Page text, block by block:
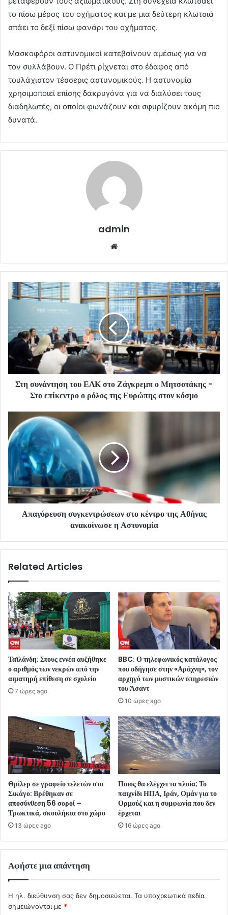
το πίσω μέρος του οχήματος και με μια δεύτερη κλωτσιά
σπάει το δεξί πίσω φανάρι του οχήματος.
Μασκοφόροι αστυνομικοί κατεβαίνουν αμέσως για να
τον συλλάβουν. Ο Πρέτι ρίχνεται στο έδαφος από
τουλάχιστον τέσσερις αστυνομικούς. Η αστυνομία
χρησιμοποιεί επίσης δακρυγόνα για να διαλύσει τους
διαδηλωτές, οι οποίοι φωνάζουν και σφυρίζουν ακόμη πιο
δυνατά.
admin
Στη συνάντηση του ΕΛΚ στο Ζάγκρεμπ ο Μητσοτάκης -
Στο επίκεντρο ο ρόλος της Ευρώπης στον κόσμο
Απαγόρευση συγκεντρώσεων στο κέντρο της Αθήνας
ανακοίνωσε η Αστυνομία
Related Articles
Ταϊλάνδη: Στους εννέα αυξήθηκε
ο αριθμός των νεκρών από την
αιματηρή επίθεση σε σχολείο
7 ώρες ago
BBC: Ο τηλεφωνικός κατάλογος
που οδήγησε στην «Αράχνη», τον
αρχηγό των μυστικών υπηρεσιών
του Άσαντ
10 ώρες ago
Θρίλερ σε γραφείο τελετών στο
Σικάγο: Βρέθηκαν σε
αποσύνθεση 56 σοροί –
Τρωκτικά, σκουλήκια στο χώρο
13 ώρες ago
Ποιος θα ελέγχει τα πλοία; Το
παιχνίδι ΗΠΑ, Ιράν, Ομάν για το
Ορμούζ και η συμφωνία που δεν
έρχεται
16 ώρες ago
Αφήστε μια απάντηση
Η ηλ. διεύθυνση σας δεν δημοσιεύεται. Τα υποχρεωτικά πεδία
σημειώνονται με *